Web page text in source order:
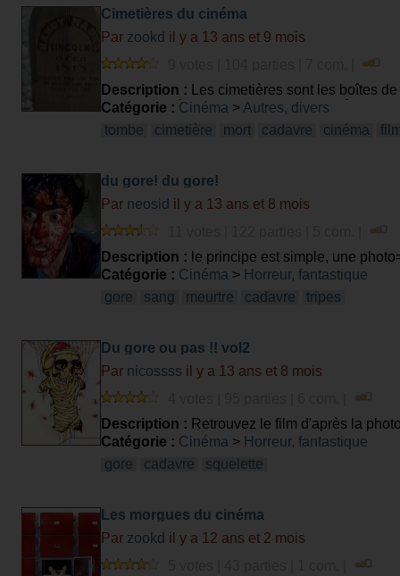
Cimetières du cinéma
Par zookd il y a 13 ans et 9 mois
Description : Les cimetières sont les boîtes
avec une scène de tombe ou de cimetière?
Catégorie : Cinéma > Autres, divers
tombe
cimetière mort cadavre cinéma
du gore! du gore!
Par neosid il y a 13 ans et 8 mois
Description : le principe est simple, une
Catégorie : Cinéma > Horreur, fantastique
gore
sang meurtre cadavre tripes
Du gore ou pas !! vol2
Par nicossss il y a 13 ans et 8 mois
Description : Retrouvez le film d'après la
Catégorie : Cinéma > Horreur, fantastique
gore
cadavre squelette
Les morgues du cinéma
Par zookd il y a 12 ans et 2 mois